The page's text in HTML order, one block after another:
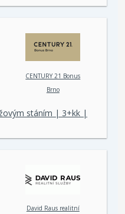
CENTURY 21 Bonus
Brno
stáním | 3+kk |
David Raus realitní